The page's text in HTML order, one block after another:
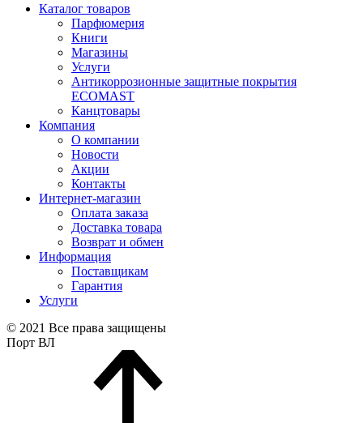
Каталог товаров
Парфюмерия
Книги
Магазины
Услуги
Антикоррозионные защитные покрытия
ECOMAST
Канцтовары
Компания
О компании
Новости
Акции
Контакты
Интернет-магазин
Оплата заказа
Доставка товара
Возврат и обмен
Информация
Поставщикам
Гарантия
Услуги
© 2021 Все права защищены
Порт ВЛ